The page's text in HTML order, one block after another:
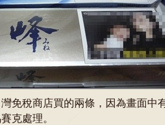
免稅商店買的兩條，因為畫面中
克處理。